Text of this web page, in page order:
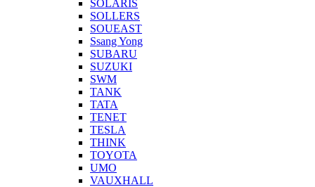
SOLARIS
SOLLERS
SOUEAST
Ssang Yong
SUBARU
SUZUKI
SWM
TANK
TATA
TENET
TESLA
THINK
TOYOTA
UMO
VAUXHALL